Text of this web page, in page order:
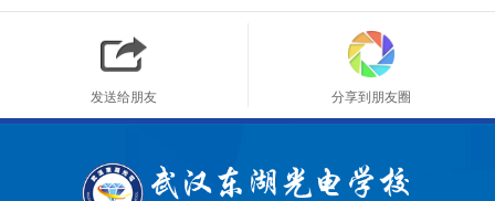
发送给朋友 分享到朋友圈